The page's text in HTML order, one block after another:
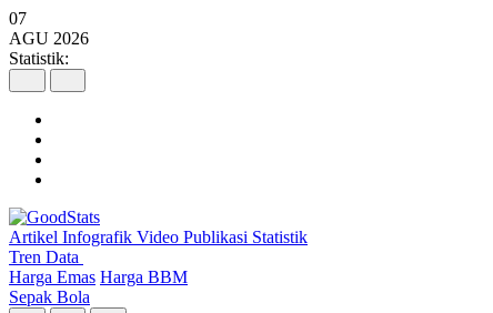
07
AGU 2026
Statistik:
Artikel Infografik Video Publikasi Statistik
Tren Data
Harga Emas Harga BBM
Sepak Bola